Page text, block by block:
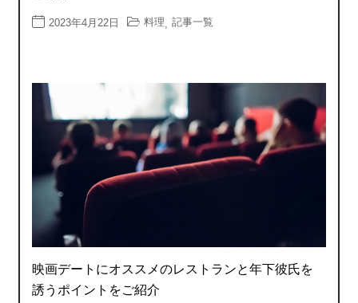
2023年4月22日 料理, 記事一覧
映画デートにオススメのレストランと年下彼氏を
誘うポイントをご紹介